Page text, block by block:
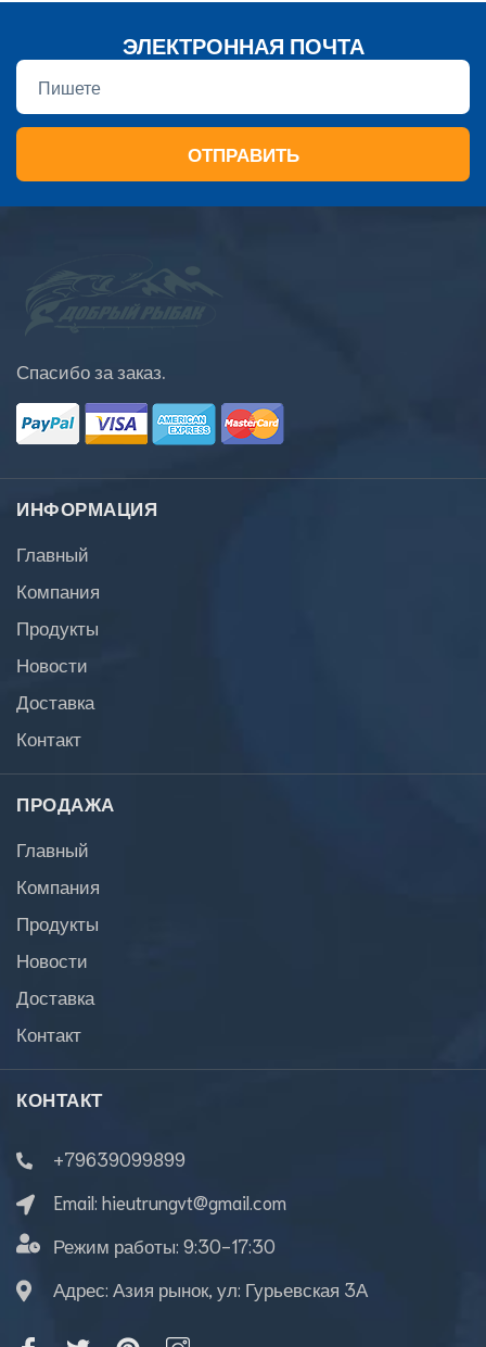
ЭЛЕКТРОННАЯ ПОЧТА
ОТПРАВИТЬ
Спасибо за заказ.
ИНФОРМАЦИЯ
Главный
Компания
Продукты
Новости
Доставка
Контакт
ПРОДАЖА
Главный
Компания
Продукты
Новости
Доставка
Контакт
КОНТАКТ
+79639099899
Email: hieutrungvt@gmail.com
Режим работы: 9:30-17:30
Адрес: Азия рынок, ул: Гурьевская 3А